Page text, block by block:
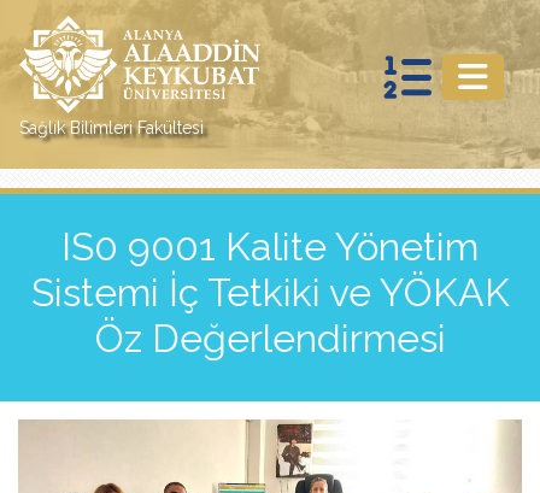
Sağlık Bilimleri Fakültesi
IS0 9001 Kalite Yönetim
Sistemi İç Tetkiki ve YÖKAK
Öz Değerlendirmesi